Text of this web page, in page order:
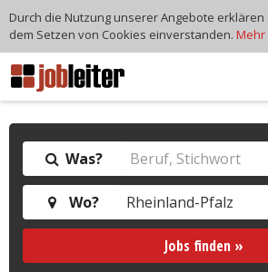
Was?
Wo?
Jobs finden »
Durch die Nutzung unserer Angebote erklären
dem Setzen von Cookies einverstanden.